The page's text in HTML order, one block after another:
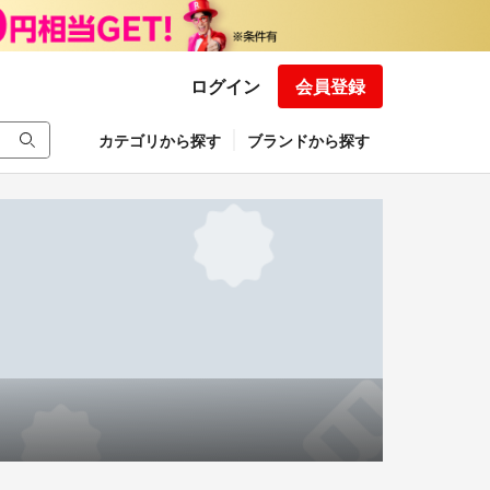
ログイン 会員登録
カテゴリから探す ブランドから探す